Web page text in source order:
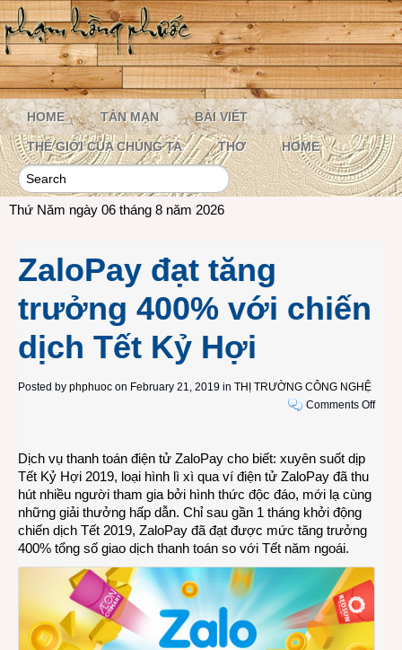
HOME TẢN MẠN BÀI VIẾT
THẾ GIỚI CỦA CHÚNG TA THƠ HOME
Thứ Năm ngày 06 tháng 8 năm 2026
ZaloPay đạt tăng
trưởng 400% với chiến
dịch Tết Kỷ Hợi
Posted by phphuoc on February 21, 2019 in THỊ TRƯỜNG CÔNG NGHỆ
Comments Offon
Dịch vụ thanh toán điện tử ZaloPay cho biết: xuyên suốt dịp
Tết Kỷ Hợi 2019, loại hình lì xì qua ví điện tử ZaloPay đã thu
hút nhiều người tham gia bởi hình thức độc đáo, mới lạ cùng
những giải thưởng hấp dẫn. Chỉ sau gần 1 tháng khởi động
chiến dịch Tết 2019, ZaloPay đã đạt được mức tăng trưởng
400% tổng số giao dịch thanh toán so với Tết năm ngoái.